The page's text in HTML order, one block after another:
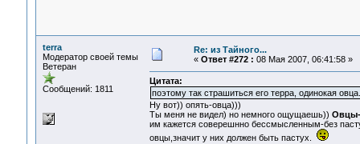
terra
Модератор своей темы
Ветеран
Сообщений: 1811
Re: из Тайного...
« Ответ #272 : 08 Мая 2007, 06:41:58 »
Цитата:
поэтому так страшиться его терра, одинокая овца.
Ну вот)) опять-овца)))
Ты меня не видел) но немного ощущаешь)) Овцы-
им кажется соверешнно бессмысленным-без
овцы,значит у них должен быть пастух.